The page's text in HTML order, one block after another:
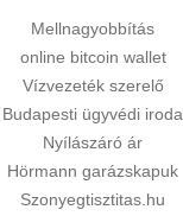
Mellnagyobbítás
online bitcoin wallet
Vízvezeték szerelő
Budapesti ügyvédi iroda
Nyílászáró ár
Hörmann garázskapuk
Szonyegtisztitas.hu